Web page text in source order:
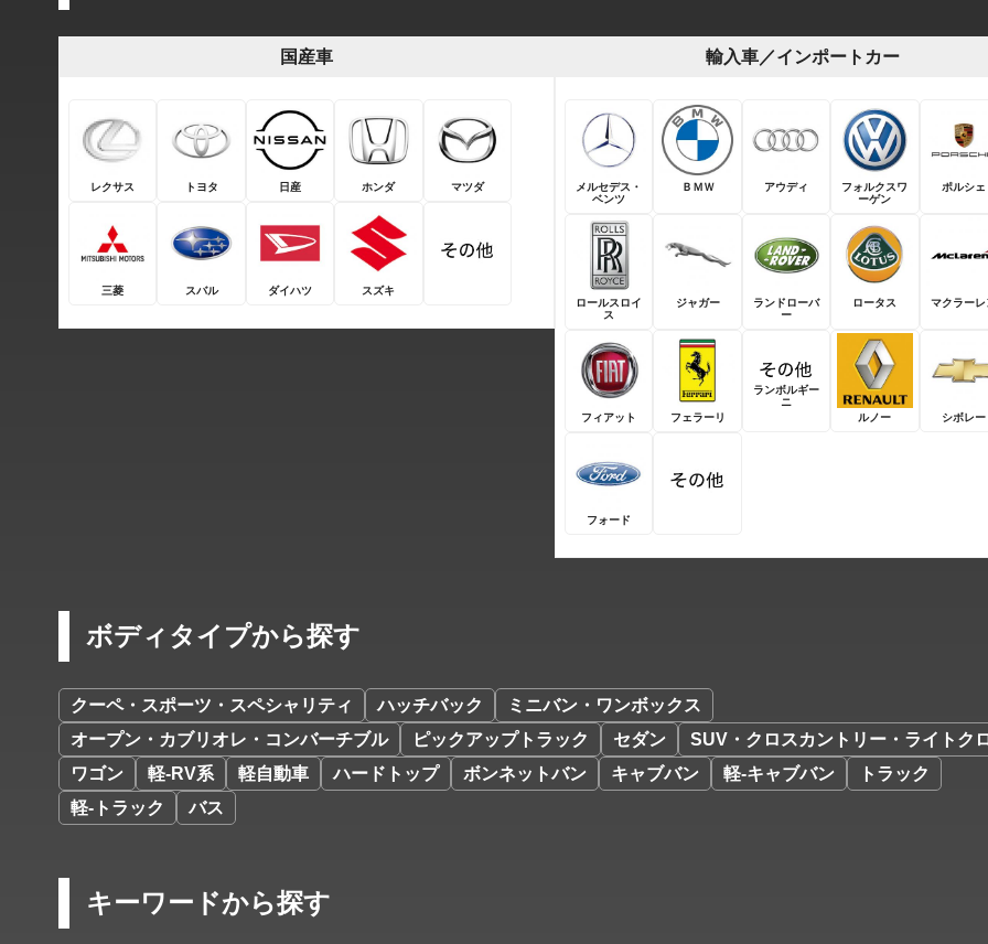
国産車
レクサス トヨタ 日産 ホンダ マツダ
三菱 スバル ダイハツ スズキ
輸入車／インポートカー
メルセデス・
ベンツ
ＢＭＷ アウディ
フォルクスワ
ーゲン
ポルシェ
ロールスロイ
ス
ジャガー
ランドローバ
ー
ロータス マクラーレ
フィアット フェラーリ
ランボルギー
ニ
ルノー
シボレー
フォード
ボディタイプから探す
クーペ・スポーツ・スペシャリティ ハッチバック
ミニバン・ワンボックス
オープン・カブリオレ・コンバーチブル
ピックアップトラック セダン
SUV・クロスカントリー・ライトク
ワゴン
軽-RV系 軽自動車 ハードトップ ボンネットバン キャブバン 軽-キャブバン
トラック
軽-トラック
バス
キーワードから探す